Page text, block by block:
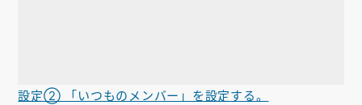
設定② 「いつものメンバー」を設定する。